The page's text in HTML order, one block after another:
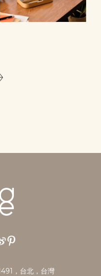
，台北，台灣